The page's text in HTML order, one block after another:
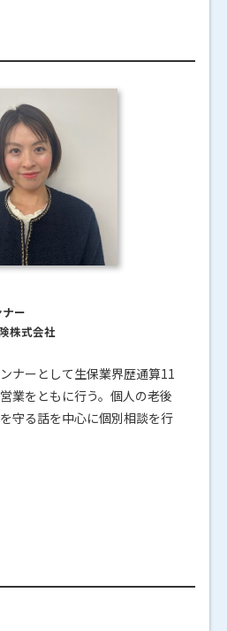
ー
株式会社
ナーとして生保業界歴通算11
業をともに行う。個人の老後
守る話を中心に個別相談を行